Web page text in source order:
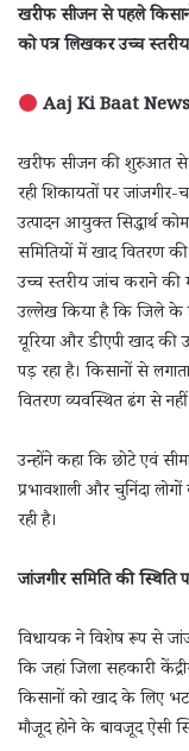
खरीफ सीजन से पहले
को पत्र लिखकर उच्च
Aaj Ki Baat News
खरीफ सीजन की शुरुआत से
रही शिकायतों पर
उत्पादन आयुक्त सिद्धार्थ
समितियों में खाद वितरण
उच्च स्तरीय जांच कराने
उल्लेख किया है कि जिले के
यूरिया और डीएपी खाद
पड़ रहा है। किसानों से
वितरण व्यवस्थित ढंग से नहीं
उन्होंने कहा कि छोटे एवं
प्रभावशाली और चुनिंदा
रही है।
जांजगीर समिति की स्थिति
विधायक ने विशेष रूप से
कि जहां जिला सहकारी
किसानों को खाद के लिए
मौजूद होने के बावजूद ऐसी